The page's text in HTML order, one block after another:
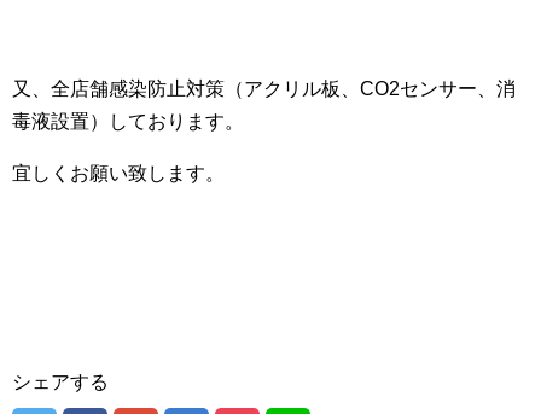
又、全店舗感染防止対策（アクリル板、CO2センサー、消
毒液設置）しております。
宜しくお願い致します。
シェアする